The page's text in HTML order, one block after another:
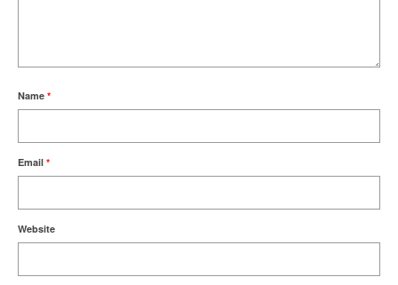
Name *
Email *
Website